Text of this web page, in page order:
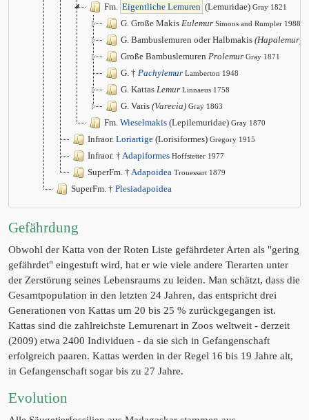
Fm. Eigentliche Lemuren (Lemuridae) Gray 1821
G. Große Makis Eulemur Simons and Rumpler 1988
G. Bambuslemuren oder Halbmakis (Hapalemur)
Große Bambuslemuren Prolemur Gray 1871
G. † Pachylemur Lamberton 1948
G. Kattas Lemur Linnaeus 1758
G. Varis (Varecia) Gray 1863
Fm. Wieselmakis (Lepilemuridae) Gray 1870
Infraor. Loriartige (Lorisiformes) Gregory 1915
Infraor. † Adapiformes Hoffstetter 1977
SuperFm. † Adapoidea Trouessart 1879
SuperFm. † Plesiadapoidea
Gefährdung
Obwohl der Katta von der Roten Liste gefährdeter Arten als "gering
gefährdet" eingestuft wird, hat er wie viele andere Tierarten unter
der Zerstörung seines Lebensraums zu leiden. Man schätzt, dass die
Gesamtpopulation in den letzten 24 Jahren, das entspricht drei
Generationen von Kattas um 20 bis 25 % zurückgegangen ist.
Kattas sind die zahlreichste Lemurenart in Zoos weltweit - derzeit
(2009) etwa 2400 Individuen - da sie sich in Gefangenschaft
erfolgreich paaren. Kattas werden in der Regel 16 bis 19 Jahre alt,
in Gefangenschaft sogar bis zu 27 Jahre.
Evolution